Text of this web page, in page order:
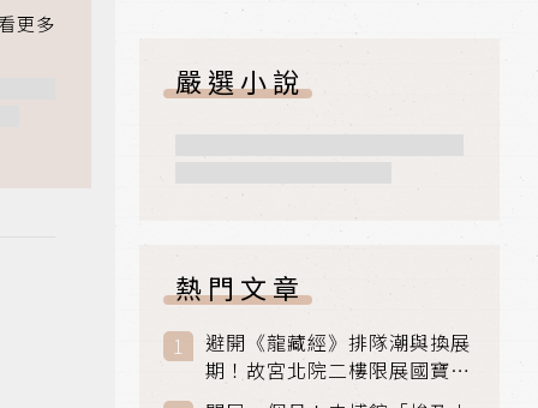
嚴選小說
熱門文章
避開《龍藏經》排隊潮與換展
期！故宮北院二樓限展國寶
〈元世祖出獵圖〉、乾隆最愛